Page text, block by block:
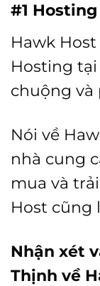
#1
Hawk
Hosting
chuộng và
Nói về
nhà cung
mua và
Host cũng
Nhận xét
Thịnh về